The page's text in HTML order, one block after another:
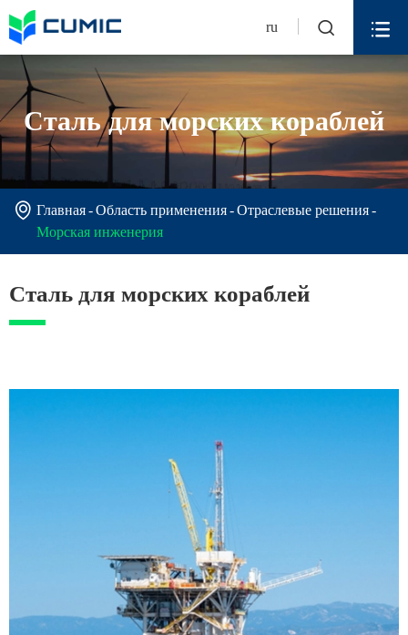
ru  
Сталь для морских кораблей
 Главная Область применения
Отраслевые решения
Морская инженерия
Сталь для морских кораблей